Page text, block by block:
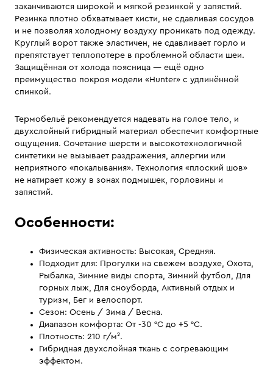
заканчиваются широкой и мягкой резинкой у запястий.
Резинка плотно обхватывает кисти, не сдавливая сосудов
и не позволяя холодному воздуху проникать под одежду.
Круглый ворот также эластичен, не сдавливает горло и
препятствует теплопотере в проблемной области шеи.
Защищённая от холода поясница — ещё одно
преимущество покроя модели «Hunter» с удлинённой
спинкой.
Термобельё рекомендуется надевать на голое тело, и
двухслойный гибридный материал обеспечит комфортные
ощущения. Сочетание шерсти и высокотехнологичной
синтетики не вызывает раздражения, аллергии или
неприятного «покалывания». Технология «плоский шов»
не натирает кожу в зонах подмышек, горловины и
запястий.
Особенности:
Физическая активность: Высокая, Средняя.
Подходит для: Прогулки на свежем воздухе, Охота,
Рыбалка, Зимние виды спорта, Зимний футбол, Для
горных лыж, Для сноуборда, Активный отдых и
туризм, Бег и велоспорт.
Сезон: Осень / Зима / Весна.
Диапазон комфорта: От -30 °С до +5 °С.
Плотность: 210 г/м².
Гибридная двухслойная ткань с согревающим
эффектом.